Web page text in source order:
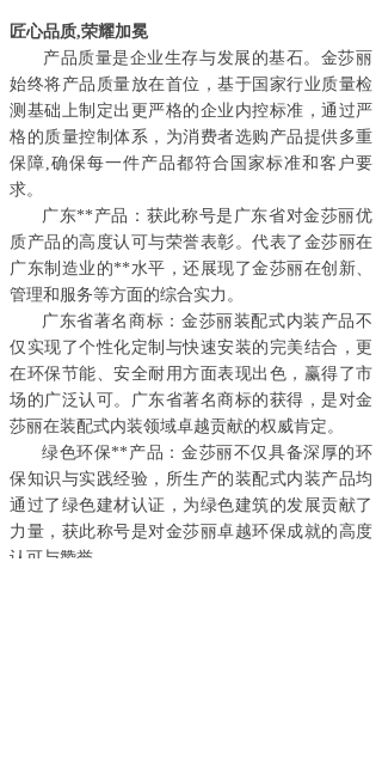
匠心品质,荣耀加冕
产品质量是企业生存与发展的基石。金莎丽
始终将产品质量放在首位，基于国家行业质量检
测基础上制定出更严格的企业内控标准，通过严
格的质量控制体系，为消费者选购产品提供多重
保障,确保每一件产品都符合国家标准和客户要
求。
广东**产品：获此称号是广东省对金莎丽优
质产品的高度认可与荣誉表彰。代表了 金莎丽在
广东制造业的**水平，还展现了金莎丽在创新、
管理和服务等方面的综合实力。
广东省著名商标： 金莎丽装配式内装产品不
仅实现了个性化定制与快速安装的完美结合，更
在环保节能、安全耐用方面表现出色，赢得了市
场的广泛认可。广东省著名商标的获得，是对金
莎丽在装配式内装领域卓越贡献的权威肯定。
绿色环保**产品： 金莎丽不仅具备深厚的环
保知识与实践经验，所生产的装配式内装产品均
通过了绿色建材认证，为绿色建筑的发展贡献了
力量，获此称号是对金莎丽卓越环保成就的高度
认可与赞誉。